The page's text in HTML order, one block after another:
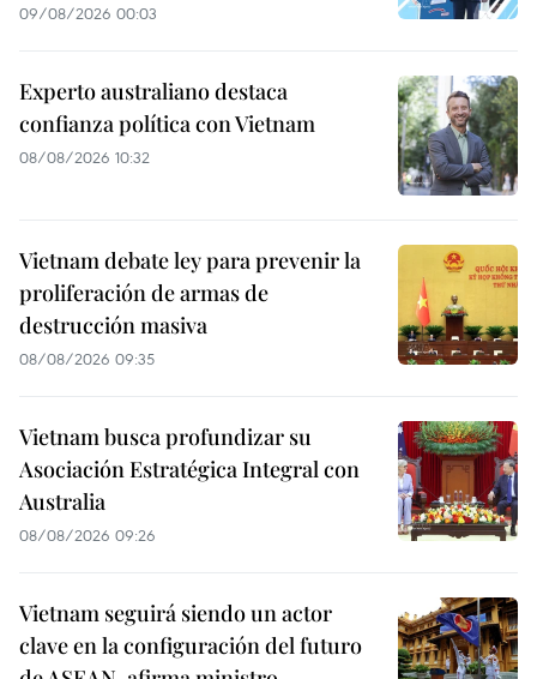
09/08/2026 00:03
Experto australiano destaca
confianza política con Vietnam
08/08/2026 10:32
Vietnam debate ley para prevenir la
proliferación de armas de
destrucción masiva
08/08/2026 09:35
Vietnam busca profundizar su
Asociación Estratégica Integral con
Australia
08/08/2026 09:26
Vietnam seguirá siendo un actor
clave en la configuración del futuro